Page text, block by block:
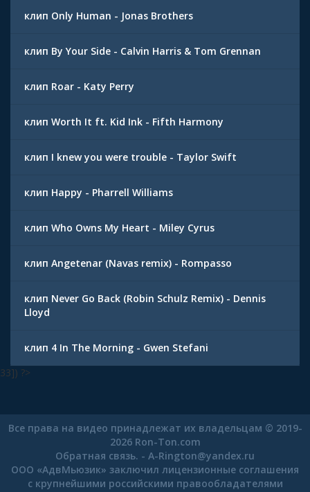
клип Only Human - Jonas Brothers
клип By Your Side - Calvin Harris & Tom Grennan
клип Roar - Katy Perry
клип Worth It ft. Kid Ink - Fifth Harmony
клип I knew you were trouble - Taylor Swift
клип Happy - Pharrell Williams
клип Who Owns My Heart - Miley Cyrus
клип Angetenar (Navas remix) - Rompasso
клип Never Go Back (Robin Schulz Remix) - Dennis
Lloyd
клип 4 In The Morning - Gwen Stefani
33]) ?>
Все права на видео принадлежат их владельцам © 2019-
2026 Ron-Ton.com
Обратная связь. - A-Rington@yandex.ru
ООО «АдвМьюзик» заключил лицензионные соглашения
с крупнейшими российскими правообладателями